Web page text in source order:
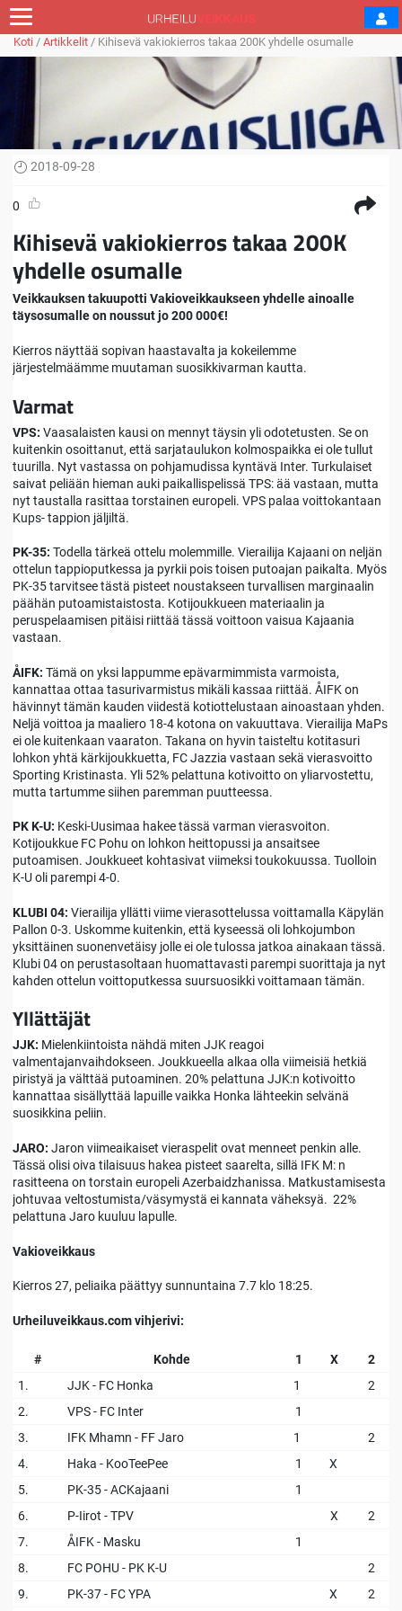
Koti / Artikkelit / Kihisevä vakiokierros takaa 200K yhdelle osumalle
2018-09-28
0
Kihisevä vakiokierros takaa 200K
yhdelle osumalle
Veikkauksen takuupotti Vakioveikkaukseen yhdelle ainoalle
täysosumalle on noussut jo 200 000€!
Kierros näyttää sopivan haastavalta ja kokeilemme
järjestelmäämme muutaman suosikkivarman kautta.
Varmat
VPS: Vaasalaisten kausi on mennyt täysin yli odotetusten. Se on
kuitenkin osoittanut, että sarjataulukon kolmospaikka ei ole tullut
tuurilla. Nyt vastassa on pohjamudissa kyntävä Inter. Turkulaiset
saivat peliään hieman auki paikallispelissä TPS: ää vastaan, mutta
nyt taustalla rasittaa torstainen europeli. VPS palaa voittokantaan
Kups- tappion jäljiltä.
PK-35: Todella tärkeä ottelu molemmille. Vierailija Kajaani on neljän
ottelun tappioputkessa ja pyrkii pois toisen putoajan paikalta. Myös
PK-35 tarvitsee tästä pisteet noustakseen turvallisen marginaalin
päähän putoamistaistosta. Kotijoukkueen materiaalin ja
peruspelaamisen pitäisi riittää tässä voittoon vaisua Kajaania
vastaan.
ÅIFK: Tämä on yksi lappumme epävarmimmista varmoista,
kannattaa ottaa tasurivarmistus mikäli kassaa riittää. ÅIFK on
hävinnyt tämän kauden viidestä kotiottelustaan ainoastaan yhden.
Neljä voittoa ja maaliero 18-4 kotona on vakuuttava. Vierailija MaPs
ei ole kuitenkaan vaaraton. Takana on hyvin taisteltu kotitasuri
lohkon yhtä kärkijoukkuetta, FC Jazzia vastaan sekä vierasvoitto
Sporting Kristinasta. Yli 52% pelattuna kotivoitto on yliarvostettu,
mutta tartumme siihen paremman puutteessa.
PK K-U: Keski-Uusimaa hakee tässä varman vierasvoiton.
Kotijoukkue FC Pohu on lohkon heittopussi ja ansaitsee
putoamisen. Joukkueet kohtasivat viimeksi toukokuussa. Tuolloin
K-U oli parempi 4-0.
KLUBI 04: Vierailija yllätti viime vierasottelussa voittamalla Käpylän
Pallon 0-3. Uskomme kuitenkin, että kyseessä oli lohkojumbon
yksittäinen suonenvetäisy jolle ei ole tulossa jatkoa ainakaan tässä.
Klubi 04 on perustasoltaan huomattavasti parempi suorittaja ja nyt
kahden ottelun voittoputkessa suursuosikki voittamaan tämän.
Yllättäjät
JJK: Mielenkiintoista nähdä miten JJK reagoi
valmentajanvaihdokseen. Joukkueella alkaa olla viimeisiä hetkiä
piristyä ja välttää putoaminen. 20% pelattuna JJK:n kotivoitto
kannattaa sisällyttää lapuille vaikka Honka lähteekin selvänä
suosikkina peliin.
JARO: Jaron viimeaikaiset vieraspelit ovat menneet penkin alle.
Tässä olisi oiva tilaisuus hakea pisteet saarelta, sillä IFK M: n
rasitteena on torstain europeli Azerbaidzhanissa. Matkustamisesta
johtuvaa veltostumista/väsymystä ei kannata väheksyä. 22%
pelattuna Jaro kuuluu lapulle.
Vakioveikkaus
Kierros 27, peliaika päättyy sunnuntaina 7.7 klo 18:25.
Urheiluveikkaus.com vihjerivi:
# Kohde 1 X
2
1.
JJK - FC Honka 1
2
2.
VPS - FC Inter
1
3.
IFK Mhamn - FF Jaro 1
2
4.
Haka - KooTeePee 1
X
5.
PK-35 - ACKajaani
1
6.
P-Iirot - TPV X
2
7.
ÅIFK - Masku
1
8.
FC POHU - PK K-U
2
9.
PK-37 - FC YPA X 2